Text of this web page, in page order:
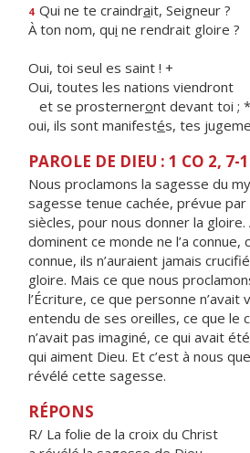
4 Qui ne te craindrait, Seigneur ?
À ton nom, qui ne rendrait gloire ?
Oui, toi seul es saint ! +
Oui, toutes les nations viendront
et se prosterneront devant toi ; *
oui, ils sont manifestés, tes
PAROLE DE DIEU : 1 CO 2, 7-
Nous proclamons la sagesse du
sagesse tenue cachée, prévue par
siècles, pour nous donner la gloire.
dominent ce monde ne l’a connue,
connue, ils n’auraient jamais
gloire. Mais ce que nous
l’Écriture, ce que personne n’avait
entendu de ses oreilles, ce que le
n’avait pas imaginé, ce qui avait
qui aiment Dieu. Et c’est à nous
révélé cette sagesse.
RÉPONS
R/ La folie de la croix du Christ